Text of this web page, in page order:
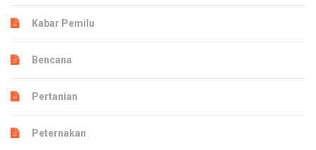
Kabar Pemilu
Bencana
Pertanian
Peternakan